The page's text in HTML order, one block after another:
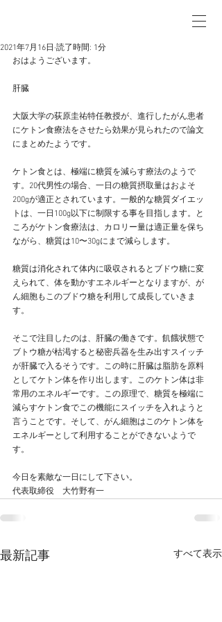
2021年7月16日 読了時間: 1分
おはようございます。
肝臓
大阪大学の荻原圭祐特任教授が、進行したがん患者
にケトン食療法をさせたら効果が見られたので論文
にまとめたようです。
ケトン食とは、極端に糖質を減らす療法のようで
す。20代男性の場合、一日の糖質摂取量はおよそ
200gが適正とされています。一般的な糖質ダイエッ
トは、一日100g以下に制限する事を目指します。と
ころがケトン食療法は、カロリー量は適正量を保ち
ながら、糖質は10〜30gにまで減らします。
糖質は消化されて体内に吸収されるとブドウ糖に変
えられて、体を動かすエネルギーとなりますが、が
ん細胞もこのブドウ糖を利用して成長していきま
す。
そこで注目したのは、肝臓の働きです。飢餓状態で
ブトウ糖が枯渇すると秘密兵器を生み出すスイッチ
が肝臓で入るそうです。この時に肝臓は脂肪を原料
としてケトン体を作り出します。このケトン体は非
常用のエネルギーです。この原理で、糖質を極端に
減らすケトン食でこの機能にスイッチを入れようと
言うことです。そして、がん細胞はこのケトン体を
エネルギーとして利用することができないようで
す。
今日を素敵な一日にして下さい。
代表取締役　大竹野有一
最新記事 すべて表示